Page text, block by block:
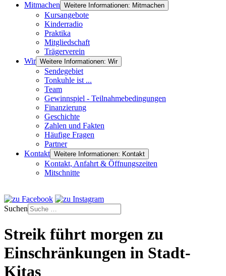
Mitmachen Weitere Informationen: Mitmachen
Kursangebote
Kinderradio
Praktika
Mitgliedschaft
Trägerverein
Wir Weitere Informationen: Wir
Sendegebiet
Tonkuhle ist ...
Team
Gewinnspiel - Teilnahmebedingungen
Finanzierung
Geschichte
Zahlen und Fakten
Häufige Fragen
Partner
Kontakt Weitere Informationen: Kontakt
Kontakt, Anfahrt & Öffnungszeiten
Mitschnitte
Suchen
Streik führt morgen zu
Einschränkungen in Stadt-
Kitas